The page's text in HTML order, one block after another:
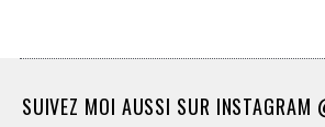
SUIVEZ MOI AUSSI SUR INSTAGRAM